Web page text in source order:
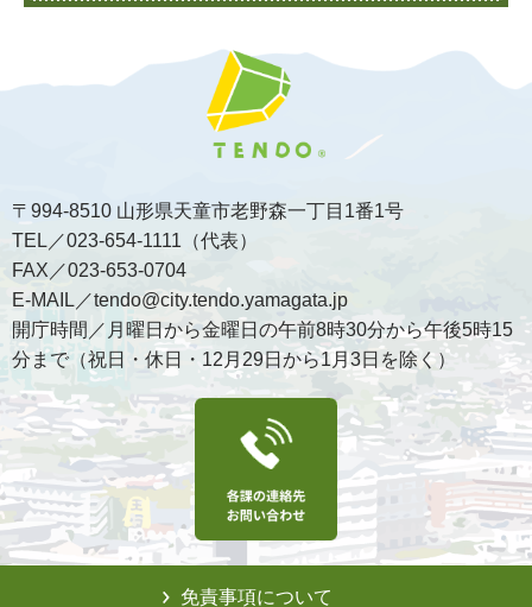
〒994-8510 山形県天童市老野森一丁目1番1号
TEL／023-654-1111（代表）
FAX／023-653-0704
E-MAIL／tendo@city.tendo.yamagata.jp
開庁時間／月曜日から金曜日の午前8時30分から午後5時15
分まで（祝日・休日・12月29日から1月3日を除く）
免責事項について